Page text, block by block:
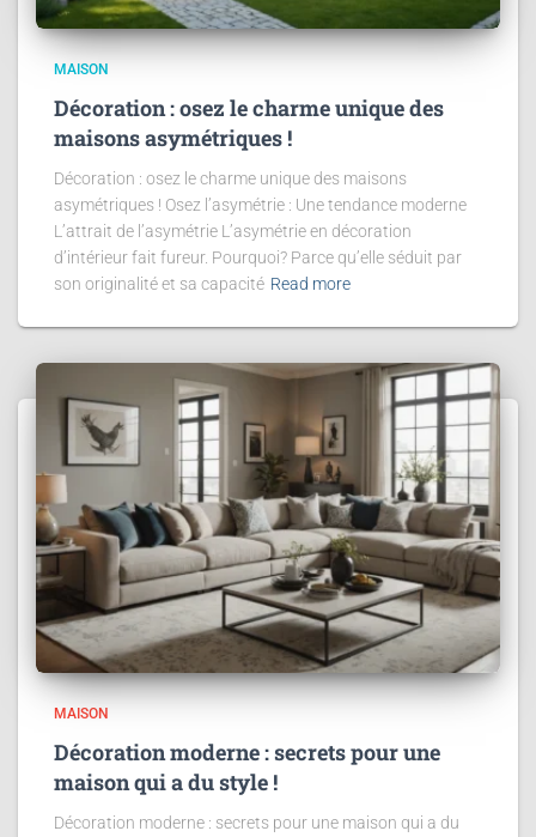
MAISON
Décoration : osez le charme unique des
maisons asymétriques !
Décoration : osez le charme unique des maisons
asymétriques ! Osez l’asymétrie : Une tendance moderne
L’attrait de l’asymétrie L’asymétrie en décoration
d’intérieur fait fureur. Pourquoi? Parce qu’elle séduit par
son originalité et sa capacité Read more
MAISON
Décoration moderne : secrets pour une
maison qui a du style !
Décoration moderne : secrets pour une maison qui a du